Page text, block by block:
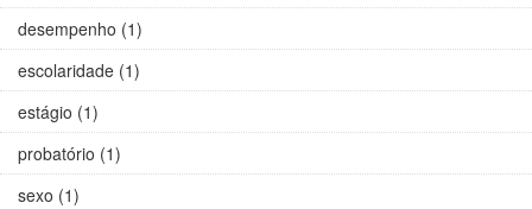
desempenho (1)
escolaridade (1)
estágio (1)
probatório (1)
sexo (1)